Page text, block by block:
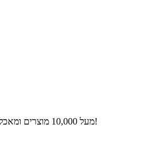
מעל 10,000 מוצרים ומאכלים במאגר עם ערכים תזונתיים!